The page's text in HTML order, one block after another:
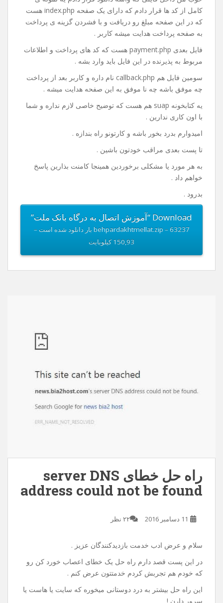
داشتم به این فکر می کردم که بعد از اینهمه مدت پست نذاشتن
چه مطلبی بذارم که مفید و بدرد بخور باشه ؟!
بعد این یادم اومد که خودم اخیرا سر اتصال به درگاه بانک ملت
کلی مشکل خوردم و کلی هم تلاش کردم تا به یه نتیجه ی ایده
آل رسیدم .
خوب من داخل فایلی که واسه دانلود قرار دادم یه نمونه ی
کامل از کد ها قرار دادم که دارای یک صفحه index.php هست
که در این صفحه مبلغ رو دریافت و با فشردن گزینه ی پرداخت
به صفحه پرداخت هدایت میشه کاربر .
مربوط به پذیرنده در این فایل باید وارد بشه .
سومین فایل هم callback.php نام داره و کاربر بعد از پرداخت
چه موفق باشه چه نا موفق به این صفحه هدایت میشه .
امیدوارم بدرد بخور باشه و کارتونو راه بندازه .
تا پست بعدی مراقب خودتون باشین .
به هر مورد یا مشکلی برخوردین همینجا کامنت بذارین پاسخ
خواهم داد .
بدرود .
راه حل خطای server DNS
address could not be found
11 دسامبر 2016 ۲۲ نظر